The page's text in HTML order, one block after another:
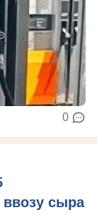
0
ввозу сыра